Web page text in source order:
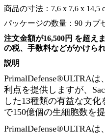
商品の寸法：7,6 x 7,6 x 14,5
パッケージの数量：90 カプ
注文金額が16,500円 を超え
の税、手数料などがかけられ
説明
PrimalDefense®ULTRAは
利点を提供しますが、
した13種類の有益な文
で150億個の生細胞数を
PrimalDefense®ULTRA